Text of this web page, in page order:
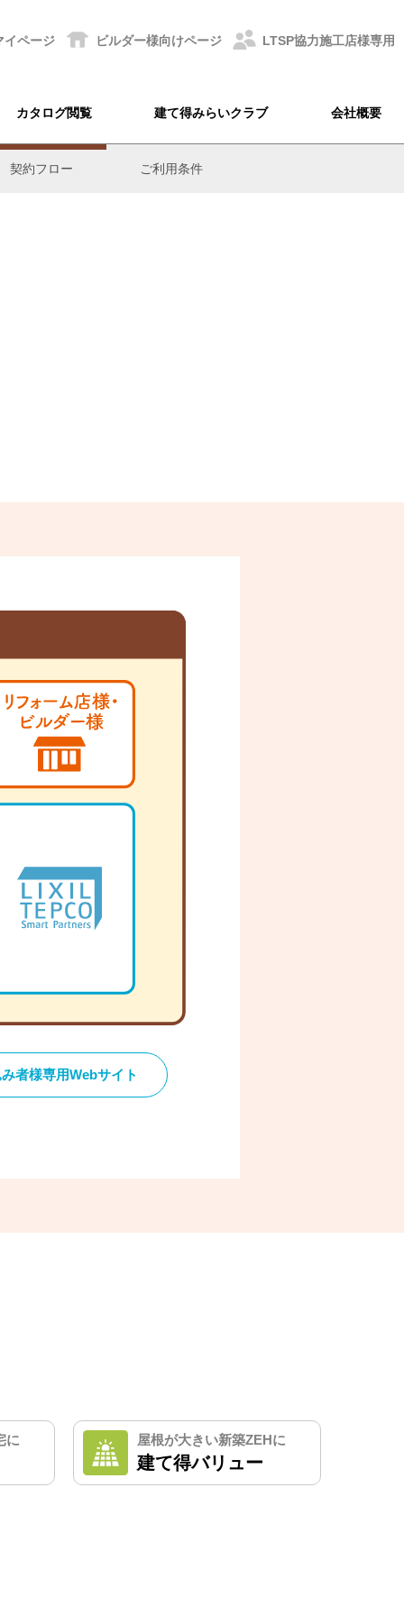
カタログ閲覧 建て得みらいクラブ 会社概要
イページ ビルダー様向けページ LTSP協力施工店様専用
契約フロー ご利用条件
者様専用Webサイト
に 屋根が大きい新築ZEHに
建て得バリュー